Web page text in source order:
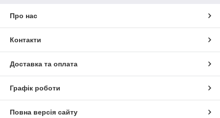
Про нас
Контакти
Доставка та оплата
Графік роботи
Повна версія сайту